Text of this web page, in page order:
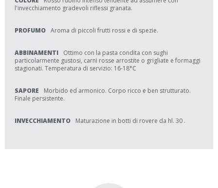
l'invecchiamento gradevoli riflessi granata.
PROFUMO Aroma di piccoli frutti rossi e di spezie.
ABBINAMENTI
Ottimo con la pasta condita con sughi
particolarmente gustosi, carni rosse arrostite o grigliate e formaggi
stagionati. Temperatura di servizio: 16-18°C
SAPORE
Morbido ed armonico. Corpo ricco e ben strutturato.
Finale persistente.
INVECCHIAMENTO Maturazione in botti di rovere da hl. 30 .